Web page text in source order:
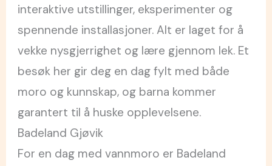
interaktive utstillinger, eksperimenter og
spennende installasjoner. Alt er laget for å
vekke nysgjerrighet og lære gjennom lek. Et
besøk her gir deg en dag fylt med både
moro og kunnskap, og barna kommer
garantert til å huske opplevelsene.
Badeland Gjøvik
For en dag med vannmoro er Badeland